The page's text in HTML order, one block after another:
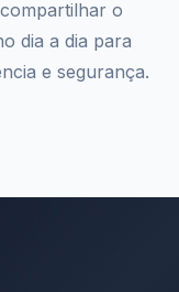
o
dia a dia para
e segurança.